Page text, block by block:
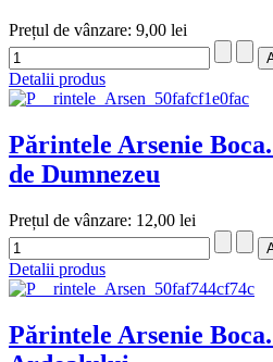
Prețul de vânzare: 9,00 lei
Detalii produs
Părintele Arsenie
de Dumnezeu
Prețul de vânzare: 12,00 lei
Detalii produs
Părintele Arsenie